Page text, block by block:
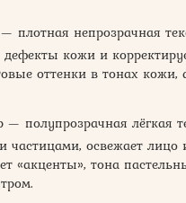
плотная непрозрачная
дефекты кожи и
оттенки в тонах кожи,
— полупрозрачная лёгкая
освежает лицо
«акценты», тона